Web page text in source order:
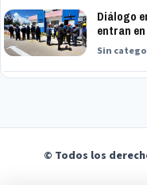
Diálogo
entran
Sin
© Todos los